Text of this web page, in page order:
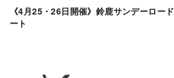
《4月25・26日開催》鈴鹿サンデーロー
ート